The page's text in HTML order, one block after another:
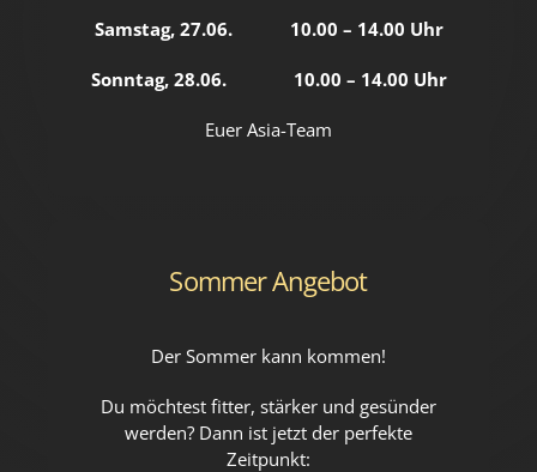
Samstag, 27.06. 10.00 – 14.00 Uhr
Sonntag, 28.06. 10.00 – 14.00 Uhr
Euer Asia-Team
Sommer Angebot
Der Sommer kann kommen!
Du möchtest fitter, stärker und gesünder
werden? Dann ist jetzt der perfekte
Zeitpunkt: